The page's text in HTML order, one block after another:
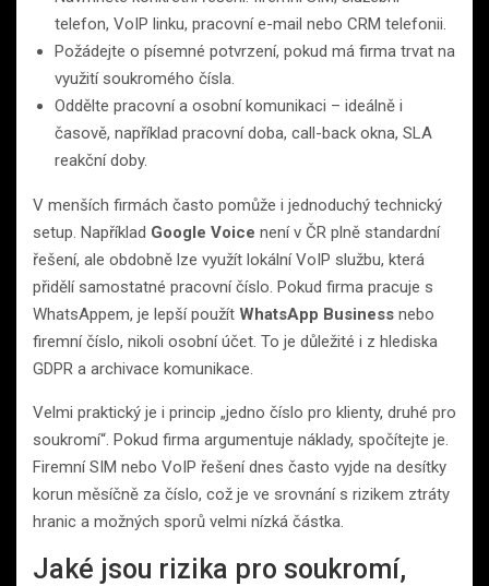
telefon, VoIP linku, pracovní e-mail nebo CRM telefonii.
Požádejte o písemné potvrzení, pokud má firma trvat na
využití soukromého čísla.
Oddělte pracovní a osobní komunikaci – ideálně i
časově, například pracovní doba, call-back okna, SLA
reakční doby.
V menších firmách často pomůže i jednoduchý technický
setup. Například Google Voice není v ČR plně standardní
řešení, ale obdobně lze využít lokální VoIP službu, která
přidělí samostatné pracovní číslo. Pokud firma pracuje s
WhatsAppem, je lepší použít WhatsApp Business nebo
firemní číslo, nikoli osobní účet. To je důležité i z hlediska
GDPR a archivace komunikace.
Velmi praktický je i princip „jedno číslo pro klienty, druhé pro
soukromí“. Pokud firma argumentuje náklady, spočítejte je.
Firemní SIM nebo VoIP řešení dnes často vyjde na desítky
korun měsíčně za číslo, což je ve srovnání s rizikem ztráty
hranic a možných sporů velmi nízká částka.
Jaké jsou rizika pro soukromí,